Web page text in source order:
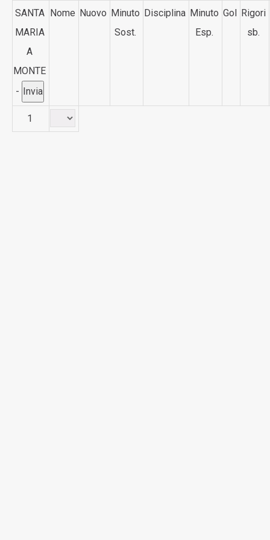
SANTA
MARIA
A
MONTE
-
Nome Nuovo Minuto
Sost.
Disciplina Minuto
Esp.
Gol Rigori
sb.
1